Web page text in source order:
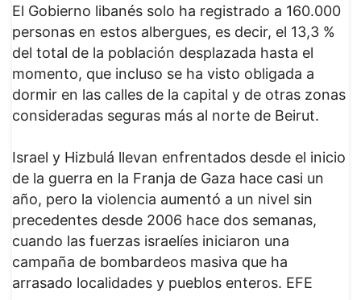
El Gobierno libanés solo ha registrado a 160.000
personas en estos albergues, es decir, el 13,3 %
del total de la población desplazada hasta el
momento, que incluso se ha visto obligada a
dormir en las calles de la capital y de otras zonas
consideradas seguras más al norte de Beirut.
Israel y Hizbulá llevan enfrentados desde el inicio
de la guerra en la Franja de Gaza hace casi un
año, pero la violencia aumentó a un nivel sin
precedentes desde 2006 hace dos semanas,
cuando las fuerzas israelíes iniciaron una
campaña de bombardeos masiva que ha
arrasado localidades y pueblos enteros. EFE